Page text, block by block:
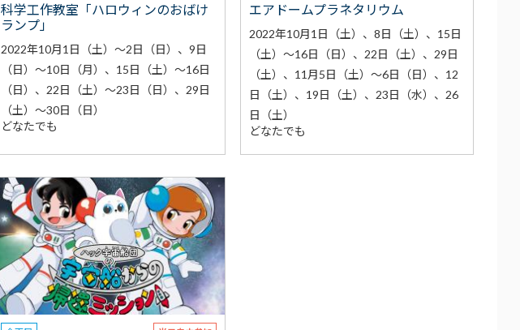
科学工作教室「ハロウィンのおばけ
ランプ」
2022年10月1日（土）～2日（日）、9日
（日）～10日（月）、15日（土）～16日
（日）、22日（土）～23日（日）、29日
（土）～30日（日）
どなたでも
エアドームプラネタリウム
2022年10月1日（土）、8日（土）、15日
（土）～16日（日）、22日（土）、29日
（土）、11月5日（土）～6日（日）、12
日（土）、19日（土）、23日（水）、26
日（土）
どなたでも